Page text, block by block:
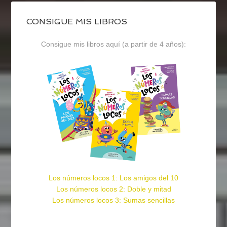
CONSIGUE MIS LIBROS
Consigue mis libros aquí (a partir de 4 años):
Los números locos 1: Los amigos del 10
Los números locos 2: Doble y mitad
Los números locos 3: Sumas sencillas